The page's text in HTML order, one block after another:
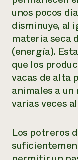
unos pocos
disminuye, al
materia seca
(energía).
que los
vacas de alta
animales a un
varias veces
Los potreros